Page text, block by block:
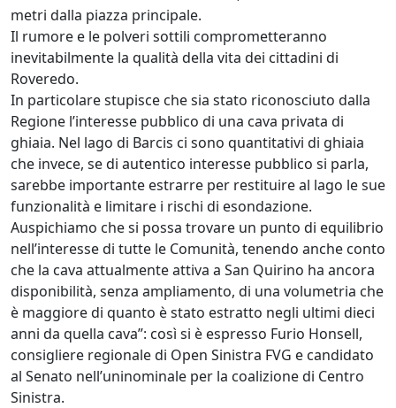
metri dalla piazza principale.
Il rumore e le polveri sottili comprometteranno
inevitabilmente la qualità della vita dei cittadini di
Roveredo.
In particolare stupisce che sia stato riconosciuto dalla
Regione l’interesse pubblico di una cava privata di
ghiaia. Nel lago di Barcis ci sono quantitativi di ghiaia
che invece, se di autentico interesse pubblico si parla,
sarebbe importante estrarre per restituire al lago le sue
funzionalità e limitare i rischi di esondazione.
Auspichiamo che si possa trovare un punto di equilibrio
nell’interesse di tutte le Comunità, tenendo anche conto
che la cava attualmente attiva a San Quirino ha ancora
disponibilità, senza ampliamento, di una volumetria che
è maggiore di quanto è stato estratto negli ultimi dieci
anni da quella cava”: così si è espresso Furio Honsell,
consigliere regionale di Open Sinistra FVG e candidato
al Senato nell’uninominale per la coalizione di Centro
Sinistra.